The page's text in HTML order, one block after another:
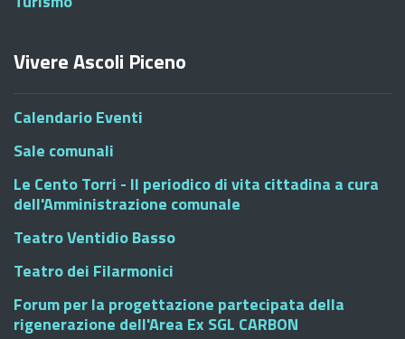
Vivere Ascoli Piceno
Calendario Eventi
Sale comunali
Le Cento Torri - Il periodico di vita cittadina a cura
dell'Amministrazione comunale
Teatro Ventidio Basso
Teatro dei Filarmonici
Forum per la progettazione partecipata della
rigenerazione dell'Area Ex SGL CARBON